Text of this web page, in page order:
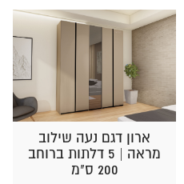
ארון דגם נעה שילוב
מראה | 5 דלתות ברוחב
200 ס"מ